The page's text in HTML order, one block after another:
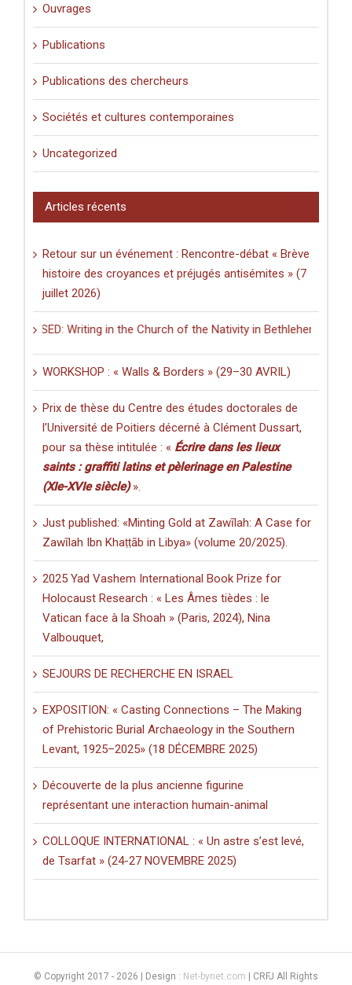
Ouvrages
Publications
Publications des chercheurs
Sociétés et cultures contemporaines
Uncategorized
Articles récents
Retour sur un événement : Rencontre-débat « Brève
histoire des croyances et préjugés antisémites » (7
juillet 2026)
Writing in the Church of the Nativity in Bethlehem.
WORKSHOP : « Walls & Borders » (29–30 AVRIL)
Prix de thèse du Centre des études doctorales de
l’Université de Poitiers décerné à Clément Dussart,
pour sa thèse intitulée : « Écrire dans les lieux
saints : graffiti latins et pèlerinage en Palestine
(XIe-XVIe siècle)».
Just published: «Minting Gold at Zawīlah: A Case for
Zawīlah Ibn Khaṭṭāb in Libya» (volume 20/2025).
2025 Yad Vashem International Book Prize for
Holocaust Research : « Les Âmes tièdes : le
Vatican face à la Shoah » (Paris, 2024), Nina
Valbouquet,
SEJOURS DE RECHERCHE EN ISRAEL
EXPOSITION: « Casting Connections – The Making
of Prehistoric Burial Archaeology in the Southern
Levant, 1925–2025» (18 DÉCEMBRE 2025)
Découverte de la plus ancienne figurine
représentant une interaction humain-animal
COLLOQUE INTERNATIONAL : « Un astre s’est levé,
de Tsarfat » (24-27 NOVEMBRE 2025)
© Copyright 2017 - 2026 | Design : Net-bynet.com | CRFJ All Rights